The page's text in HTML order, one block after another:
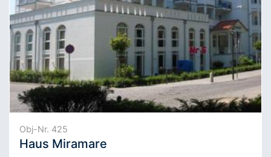
Obj-Nr. 425
Haus Miramare